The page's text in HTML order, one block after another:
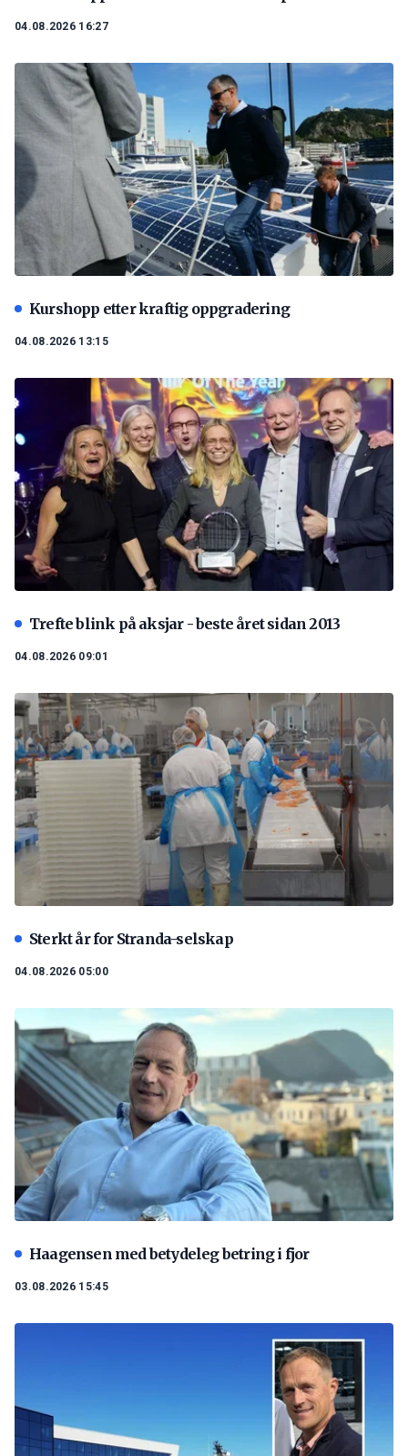
04.08.2026 16:27
Kurshopp etter kraftig oppgradering
04.08.2026 13:15
Trefte blink på aksjar - beste året sidan 2013
04.08.2026 09:01
Sterkt år for Stranda-selskap
04.08.2026 05:00
Haagensen med betydeleg betring i fjor
03.08.2026 15:45